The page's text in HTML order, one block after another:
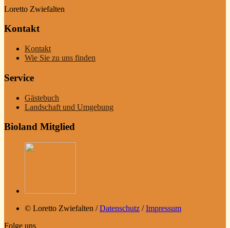
Loretto Zwiefalten
Kontakt
Kontakt
Wie Sie zu uns finden
Service
Gästebuch
Landschaft und Umgebung
Bioland Mitglied
© Loretto Zwiefalten /Datenschutz /Impressum
Folge uns